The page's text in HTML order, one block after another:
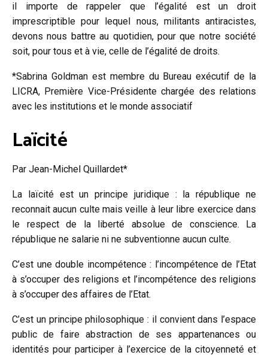
il importe de rappeler que l’égalité est un droit
imprescriptible pour lequel nous, militants antiracistes,
devons nous battre au quotidien, pour que notre société
soit, pour tous et à vie, celle de l’égalité de droits.
*Sabrina Goldman est membre du Bureau exécutif de la
LICRA, Première Vice-Présidente chargée des relations
avec les institutions et le monde associatif
Laïcité
Par Jean-Michel Quillardet*
La laïcité est un principe juridique : la république ne
reconnait aucun culte mais veille à leur libre exercice dans
le respect de la liberté absolue de conscience. La
république ne salarie ni ne subventionne aucun culte.
C’est une double incompétence : l’incompétence de l’Etat
à s’occuper des religions et l’incompétence des religions
à s’occuper des affaires de l’Etat.
C’est un principe philosophique : il convient dans l’espace
public de faire abstraction de ses appartenances ou
identités pour participer à l’exercice de la citoyenneté et